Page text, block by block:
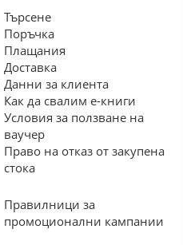
Търсене
Поръчка
Плащания
Доставка
Данни за клиента
Как да свалим е-книги
Условия за ползване на
ваучер
Право на отказ от закупена
стока
Правилници за
промоционални кампании